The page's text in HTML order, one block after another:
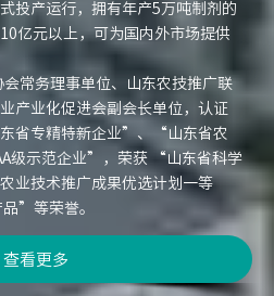
投产运行，拥有年产5万吨制剂的
亿元以上，可为国内外市场提供
常务理事单位、山东农技推广联
产业化促进会副会长单位，认证
省专精特新企业”、“山东省农
级示范企业”，荣获 “山东省科学
业技术推广成果优选计划一等
”等荣誉。
查看更多